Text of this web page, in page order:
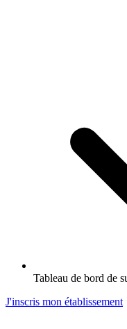
Tableau de bord de
J'inscris mon établissement